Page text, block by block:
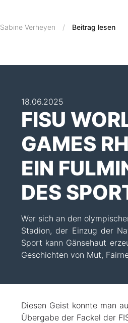
Sabine Verheyen Beitrag lesen
18.06.2025
FISU
GAMES
EIN
DES
Wer sich an den
Stadion, der Einzug der
Sport kann Gänsehaut
Geschichten von Mut,
Diesen Geist konnte man
Übergabe der Fackel der